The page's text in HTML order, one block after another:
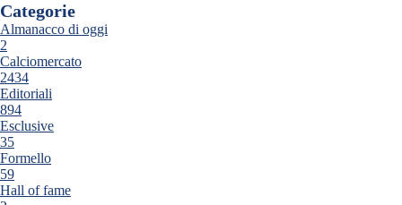
Categorie
Almanacco di oggi
2
Calciomercato
2434
Editoriali
894
Esclusive
35
Formello
59
Hall of fame